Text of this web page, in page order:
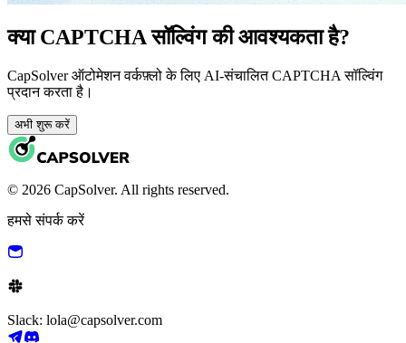
क्या CAPTCHA सॉल्विंग की आवश्यकता है?
CapSolver ऑटोमेशन वर्कफ़्लो के लिए AI-संचालित CAPTCHA सॉल्विंग
प्रदान करता है।
अभी शुरू करें
© 2026 CapSolver. All rights reserved.
हमसे संपर्क करें
Slack: lola@capsolver.com